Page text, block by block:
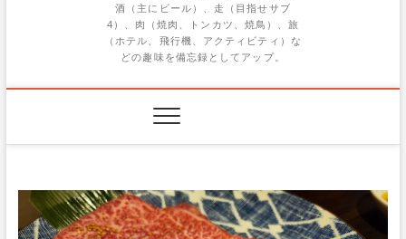
酒（主にビール）、走（目指せサブ
4）、肉（焼肉、トンカツ、焼鳥）、旅
（ホテル、飛行機、アクティビティ）な
どの趣味を備忘録としてアップ。